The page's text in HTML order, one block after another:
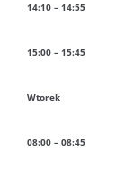
14:10 – 14:55
15:00 – 15:45
Wtorek
08:00 – 08:45